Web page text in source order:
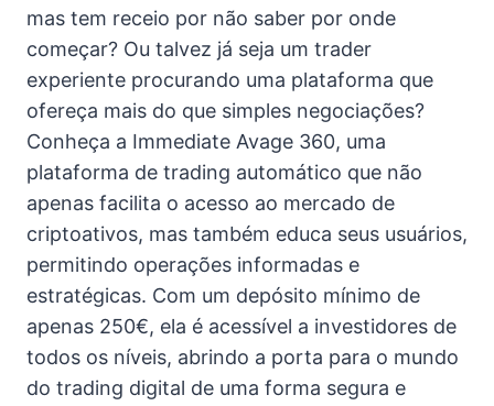
mas tem receio por não saber por onde
começar? Ou talvez já seja um trader
experiente procurando uma plataforma que
ofereça mais do que simples negociações?
Conheça a Immediate Avage 360, uma
plataforma de trading automático que não
apenas facilita o acesso ao mercado de
criptoativos, mas também educa seus usuários,
permitindo operações informadas e
estratégicas. Com um depósito mínimo de
apenas 250€, ela é acessível a investidores de
todos os níveis, abrindo a porta para o mundo
do trading digital de uma forma segura e